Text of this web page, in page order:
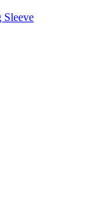
Sleeve